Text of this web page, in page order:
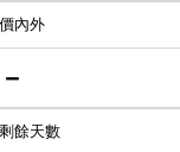
價內外
－
剩餘天數